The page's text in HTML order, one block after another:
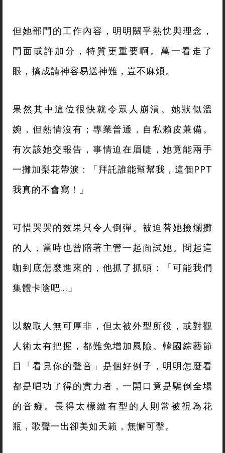
但她部門的工作內容，明明關乎熱忱與理念，
門面或許加分，特質更重要啊。萬一看走了
眼，搞成請神容易送神難，豈不麻煩。
果然其中這位很快就令眾人崩潰。她狀似溫
婉，但熱情沒有；專業普通，自私賴皮兼備。
有次該她交報告，事情迫在眉睫，她竟能兩手
一攤加梨花帶淚：「拜託誰能幫幫我，這個PPT
我真的不會寫！」
可惜哭哭的效果只令人倒彈。被迫替她撿爛攤
的人，當時也曾陪著主管一起面試她。問起這
咖到底怎麼進來的，他抓了抓頭：「可能我們
集體卡陰吧…」
以貌取人無可厚非，但太被外型所役，或對觀
人術太有把握，都難免增加風險。韓國綜藝節
目「看見你的聲音」是個好例子，明明怎麼看
都是唱功了得的實力者，一開口竟是騙倒全場
的音癡。長得太標緻有型的人則常被視為花
瓶，歌聲一出卻美如天籟，無懈可擊。